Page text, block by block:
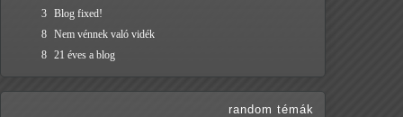
3 Blog fixed!
8 Nem vénnek való vidék
8 21 éves a blog
random témák